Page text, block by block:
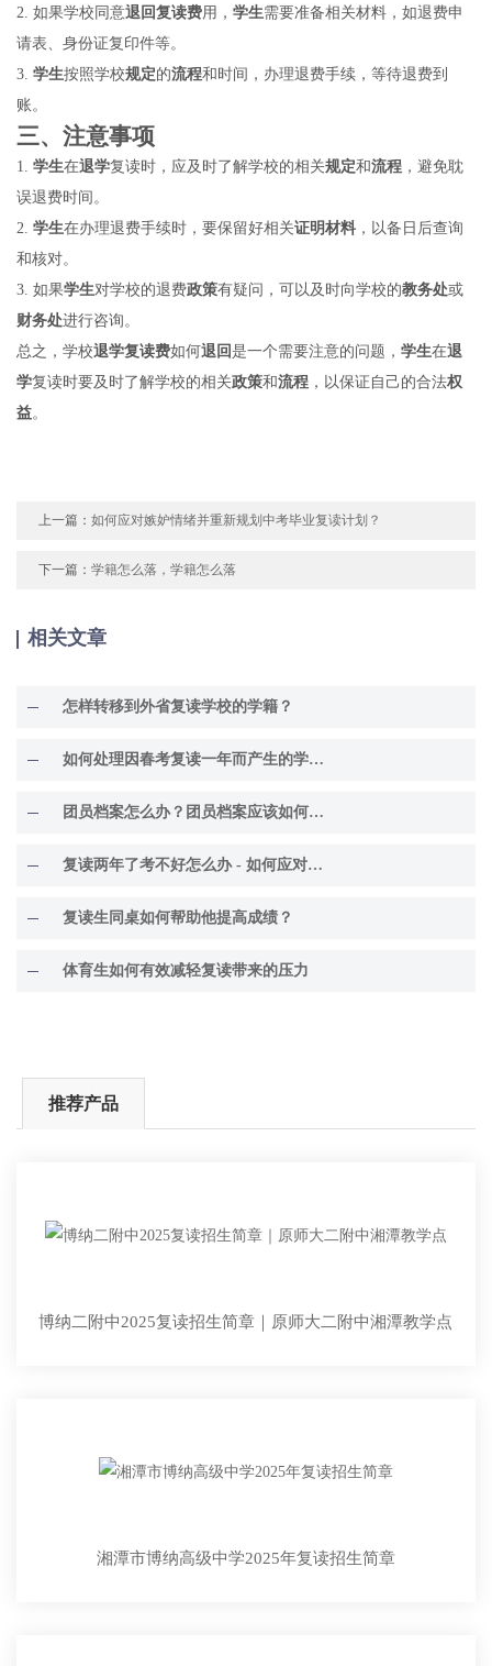
2. 如果学校同意退回复读费用，学生需要准备相关材料，如退费申
请表、身份证复印件等。
3.学生按照学校规定的流程和时间，办理退费手续，等待退费到
账。
三、注意事项
1.学生在退学复读时，应及时了解学校的相关规定和流程 ，避免耽
误退费时间。
2.学生在办理退费手续时，要保留好相关证明材料 ，以备日后查询
和核对。
3. 如果学生对学校的退费政策有疑问，可以及时向学校的教务处或
财务处进行咨询。
总之，学校退学复读费如何退回是一个需要注意的问题，学生在退
学复读时要及时了解学校的相关政策和流程 ，以保证自己的合法权
益。
上一篇：如何应对嫉妒情绪并重新规划中考毕业复读计划？
下一篇：学籍怎么落，学籍怎么落
相关文章
怎样转移到外省复读学校的学籍？
如何处理因春考复读一年而产生的学籍问题？
团员档案怎么办？团员档案应该如何处理？
复读两年了考不好怎么办 - 如何应对考试困境
复读生同桌如何帮助他提高成绩？
体育生如何有效减轻复读带来的压力
推荐产品
博纳二附中2025复读招生简章｜原师大二附中湘潭教学点
湘潭市博纳高级中学2025年复读招生简章